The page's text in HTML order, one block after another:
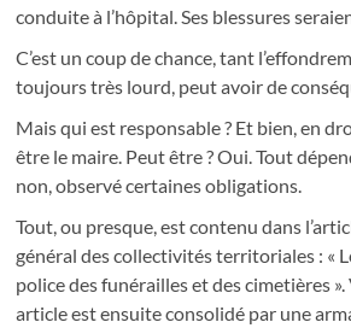
conduite à l’hôpital. Ses blessures
C’est un coup de chance, tant
toujours très lourd, peut avoir de
Mais qui est responsable ? Et bien, en
être le maire. Peut être ? Oui. Tout
non, observé certaines obligations.
Tout, ou presque, est contenu dans
général des collectivités territoriales : «
police des funérailles et des cimetières
article est ensuite consolidé par une